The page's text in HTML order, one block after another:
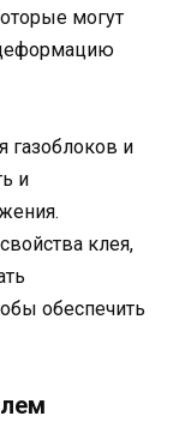
могут
газоблоков и
и
клея,
обеспечить